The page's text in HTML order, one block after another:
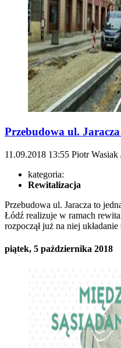
Przebudowa ul.
11.09.2018 13:55 Piotr
kategoria:
Rewitalizacja
Przebudowa ul. Jaracza to
Łódź realizuje w ramach
rozpoczął już na niej
piątek, 5 października 2018